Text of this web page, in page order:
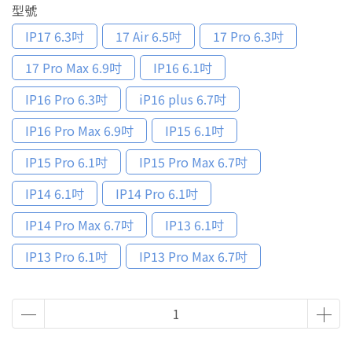
型號
IP17 6.3吋
17 Air 6.5吋
17 Pro 6.3吋
17 Pro Max 6.9吋
IP16 6.1吋
IP16 Pro 6.3吋
iP16 plus 6.7吋
IP16 Pro Max 6.9吋
IP15 6.1吋
IP15 Pro 6.1吋
IP15 Pro Max 6.7吋
IP14 6.1吋
IP14 Pro 6.1吋
IP14 Pro Max 6.7吋
IP13 6.1吋
IP13 Pro 6.1吋
IP13 Pro Max 6.7吋